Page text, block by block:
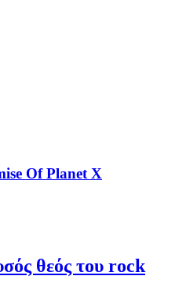
Of Planet X
θεός του rock